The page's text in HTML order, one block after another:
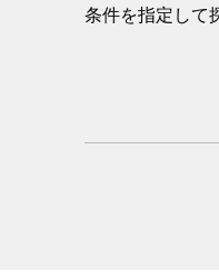
条件を指定して